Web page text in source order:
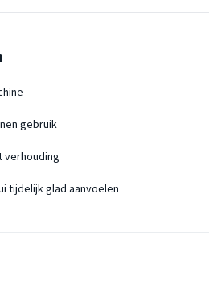
gebruik
verhouding
tijdelijk glad aanvoelen